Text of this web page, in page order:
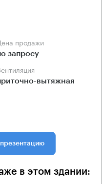
Цена продажи
запросу
Вентиляция
вытяжная
в этом здании: